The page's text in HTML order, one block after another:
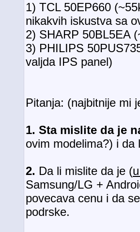
1) TCL 50EP660
nikakvih iskustva sa
2) SHARP 50BL5EA
3) PHILIPS
valjda IPS panel)
Pitanja: (najbitnije mi
1. Sta mislite da je
ovim modelima?) i da
2. Da li mislite da je (
Samsung/LG +
povecava cenu i da
podrske.